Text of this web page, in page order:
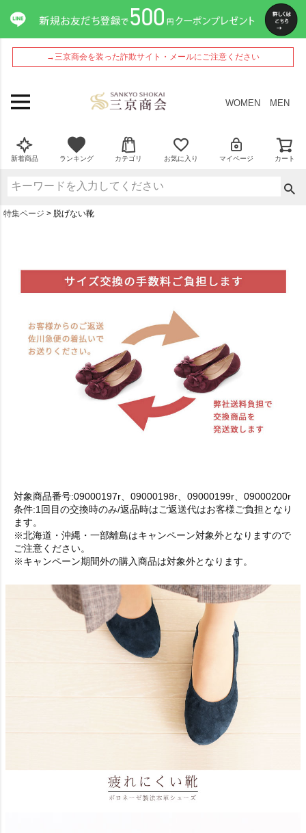
→三京商会を装った詐欺サイト・メールにご注意ください
WOMEN MEN
新着商品 ランキング カテゴリ お気に入り マイページ カート
特集ページ 脱げない靴
対象商品番号:09000197r、09000198r、09000199r、09000200r
条件:1回目の交換時のみ/返品時はご返送代はお客様ご負担となり
ます。
※北海道・沖縄・一部離島はキャンペーン対象外となりますので
ご注意ください。
※キャンペーン期間外の購入商品は対象外となります。